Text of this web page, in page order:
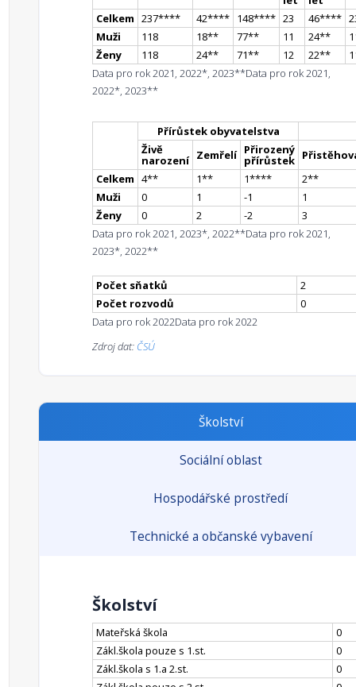
Celkem 237**** 42**** 148**** 23 46****
Muži
118 18** 77** 11 24**
Ženy
118 24** 71** 12 22**
Data pro rok 2021, 2022*, 2023**Data pro rok 2021,
2022*, 2023**
Přírůstek obyvatelstva
Živě
narození Zemřelí Přirozený
přírůstek
Celkem 4** 1** 1**** 2**
Muži
0 1 -1
1
Ženy
0 2 -2
3
Data pro rok 2021, 2023*, 2022**Data pro rok 2021,
2023*, 2022**
Počet sňatků
2
Počet rozvodů
0
Data pro rok 2022Data pro rok 2022
Zdroj dat: ČSÚ
Školství
Sociální oblast
Hospodářské prostředí
Technické a občanské vybavení
Školství
Mateřská škola
0
Zákl.škola pouze s 1.st.
0
Zákl.škola s 1.a 2.st.
0